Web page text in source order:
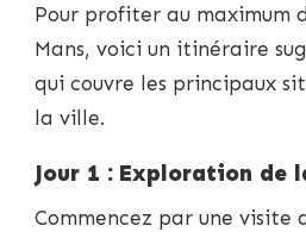
Pour profiter au maximum
Mans, voici un itinéraire
qui couvre les principaux
la ville.
Jour 1 : Exploration de
Commencez par une visite